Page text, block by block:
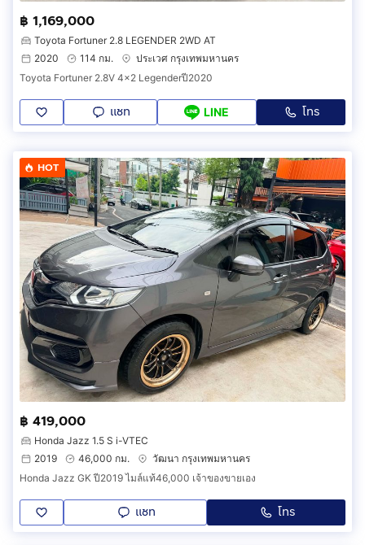
฿ 1,169,000
Toyota Fortuner 2.8 LEGENDER 2WD AT
2020
114 กม.
ประเวศ กรุงเทพมหานคร
Toyota Fortuner 2.8V 4×2 Legenderปี2020
แชท LINE โทร
HOT
฿ 419,000
Honda Jazz 1.5 S i-VTEC
2019
46,000 กม.
วัฒนา กรุงเทพมหานคร
Honda Jazz GK ปี2019 ไมล์แท้46,000 เจ้าของขายเอง
แชท โทร